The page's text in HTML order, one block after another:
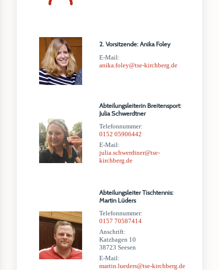
2. Vorsitzende: Anika Foley
E-Mail:
anika.foley@tse-kirchberg.de
Abteilungsleiterin Breitensport:
Julia Schwerdtner
Telefonnummer:
0152 05906442
E-Mail:
julia.schwerdtner@tse-
kirchberg.de
Abteilungsleiter Tischtennis:
Martin Lüders
Telefonnummer:
0157 70587414
Anschrift:
Katzhagen 10
38723 Seesen
E-Mail:
martin.lueders@tse-kirchberg.de